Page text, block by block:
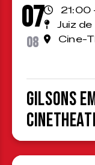
07
08
Juiz
Cine-
Gilsons